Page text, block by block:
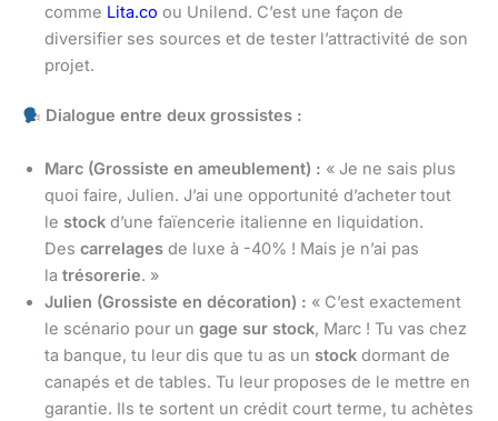
comme Lita.co ou Unilend. C’est une façon de
diversifier ses sources et de tester l’attractivité de son
projet.
Dialogue entre deux grossistes :
Marc (Grossiste en ameublement) : « Je ne sais plus
quoi faire, Julien. J’ai une opportunité d’acheter tout
le stock d’une faïencerie italienne en liquidation.
Des carrelages de luxe à -40% ! Mais je n’ai pas
la trésorerie. »
Julien (Grossiste en décoration) : « C’est exactement
le scénario pour un gage sur stock, Marc ! Tu vas chez
ta banque, tu leur dis que tu as un stock dormant de
canapés et de tables. Tu leur proposes de le mettre en
garantie. Ils te sortent un crédit court terme, tu achètes